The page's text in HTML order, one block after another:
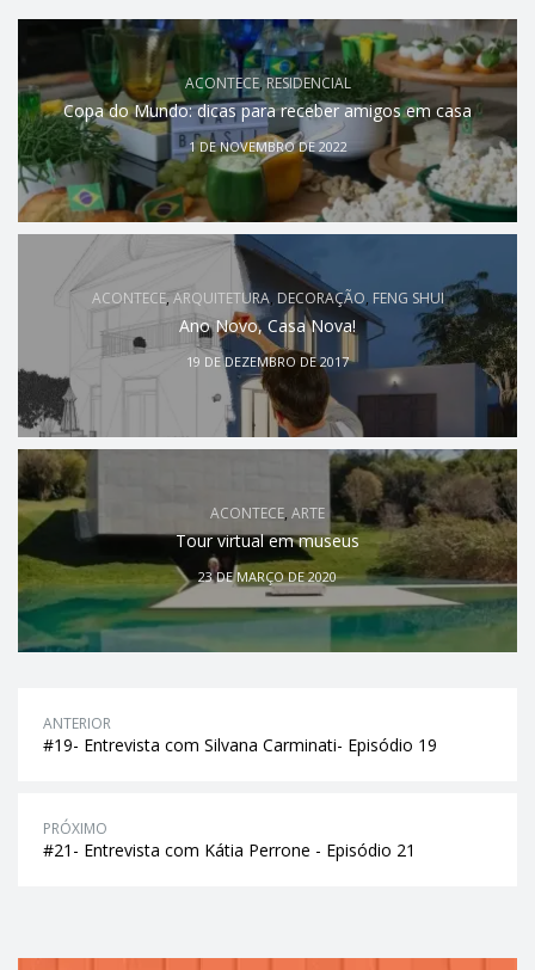
ACONTECE,RESIDENCIAL
Copa do Mundo: dicas para receber amigos em casa
1 DE NOVEMBRO DE 2022
ACONTECE,ARQUITETURA,DECORAÇÃO, FENG SHUI
Ano Novo, Casa Nova!
19 DE DEZEMBRO DE 2017
ACONTECE, ARTE
Tour virtual em museus
23 DE MARÇO DE 2020
ANTERIOR
#19- Entrevista com Silvana Carminati- Episódio 19
PRÓXIMO
#21- Entrevista com Kátia Perrone - Episódio 21